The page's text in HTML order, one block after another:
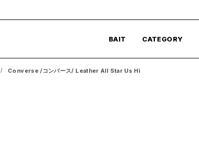
BAIT CATEGORY
Converse /コンバース/ Leather All Star Us Hi